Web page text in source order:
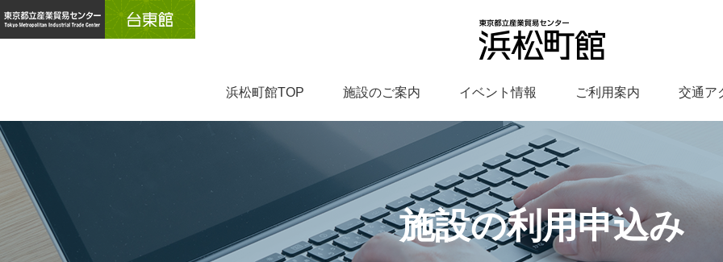
浜松町館TOP 施設のご案内 イベント情報 ご利用案内 交通ア
施設の利用申込み